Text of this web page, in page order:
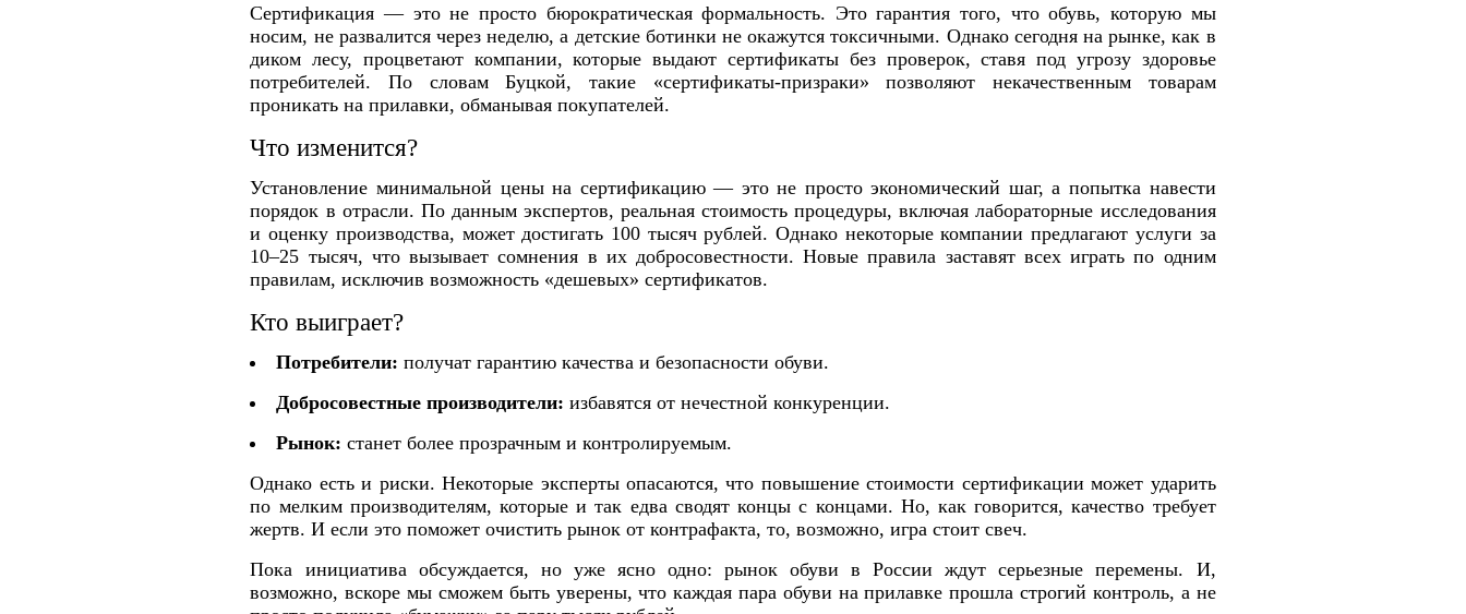
Сертификация — это не просто бюрократическая формальность. Это гарантия того, что обувь, которую мы
носим, не развалится через неделю, а детские ботинки не окажутся токсичными. Однако сегодня на рынке, как в
диком лесу, процветают компании, которые выдают сертификаты без проверок, ставя под угрозу здоровье
потребителей. По словам Буцкой, такие «сертификаты-призраки» позволяют некачественным товарам
проникать на прилавки, обманывая покупателей.
Что изменится?
Установление минимальной цены на сертификацию — это не просто экономический шаг, а попытка навести
порядок в отрасли. По данным экспертов, реальная стоимость процедуры, включая лабораторные исследования
и оценку производства, может достигать 100 тысяч рублей. Однако некоторые компании предлагают услуги за
10–25 тысяч, что вызывает сомнения в их добросовестности. Новые правила заставят всех играть по одним
правилам, исключив возможность «дешевых» сертификатов.
Кто выиграет?
Потребители: получат гарантию качества и безопасности обуви.
Добросовестные производители: избавятся от нечестной конкуренции.
Рынок: станет более прозрачным и контролируемым.
Однако есть и риски. Некоторые эксперты опасаются, что повышение стоимости сертификации может ударить
по мелким производителям, которые и так едва сводят концы с концами. Но, как говорится, качество требует
жертв. И если это поможет очистить рынок от контрафакта, то, возможно, игра стоит свеч.
Пока инициатива обсуждается, но уже ясно одно: рынок обуви в России ждут серьезные перемены. И,
возможно, вскоре мы сможем быть уверены, что каждая пара обуви на прилавке прошла строгий контроль, а не